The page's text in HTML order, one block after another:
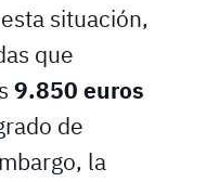
situación,
que
9.850 euros
de
la